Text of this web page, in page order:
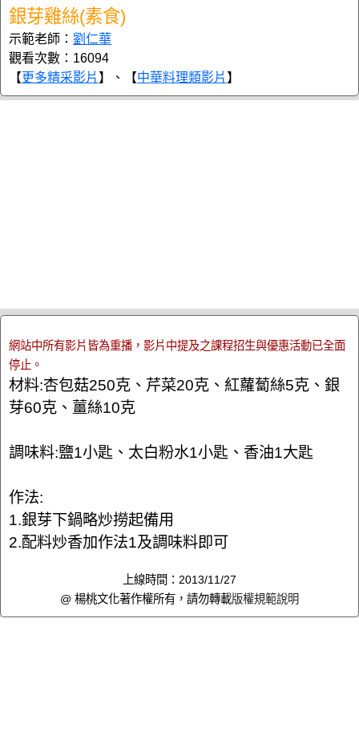
銀芽雞絲(素食)
示範老師： 劉仁華
觀看次數：16094
【更多精采影片 】、【中華料理類影片 】
網站中所有影片皆為重播，影片中提及之課程招生與優惠活動已全面
停止。
材料:杏包菇250克、芹菜20克、紅蘿蔔絲5克、銀
芽60克、薑絲10克
調味料:鹽1小匙、太白粉水1小匙、香油1大匙
作法:
1.銀芽下鍋略炒撈起備用
2.配料炒香加作法1及調味料即可
上線時間：2013/11/27
@ 楊桃文化著作權所有，請勿轉載版權規範說明